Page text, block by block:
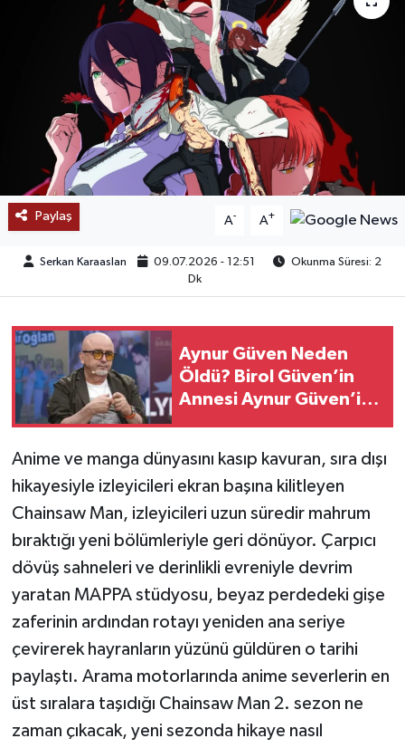
Paylaş A- A+
Serkan Karaaslan 09.07.2026 - 12:51
Okunma Süresi: 2
Dk
Aynur Güven Neden
Öldü? Birol Güven’in
Annesi Aynur Güven’in
Anime ve manga dünyasını kasıp kavuran, sıra dışı
hikayesiyle izleyicileri ekran başına kilitleyen
Chainsaw Man, izleyicileri uzun süredir mahrum
bıraktığı yeni bölümleriyle geri dönüyor. Çarpıcı
dövüş sahneleri ve derinlikli evreniyle devrim
yaratan MAPPA stüdyosu, beyaz perdedeki gişe
zaferinin ardından rotayı yeniden ana seriye
çevirerek hayranların yüzünü güldüren o tarihi
paylaştı. Arama motorlarında anime severlerin en
üst sıralara taşıdığı Chainsaw Man 2. sezon ne
zaman çıkacak, yeni sezonda hikaye nasıl
POPÜLER
DÜNYA
TREND
MEDYA
OTOMOTİV
KÜLTÜR SANAT